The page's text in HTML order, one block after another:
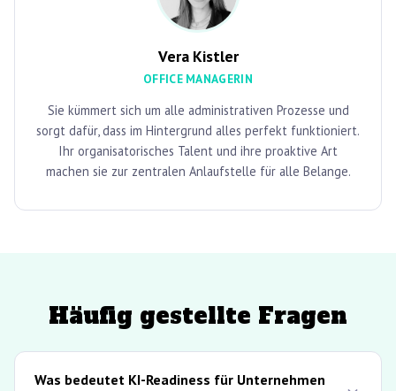
Vera Kistler
OFFICE MANAGERIN
Sie kümmert sich um alle administrativen Prozesse und
sorgt dafür, dass im Hintergrund alles perfekt funktioniert.
Ihr organisatorisches Talent und ihre proaktive Art
machen sie zur zentralen Anlaufstelle für alle Belange.
Häufig gestellte Fragen
Was bedeutet KI-Readiness für Unternehmen